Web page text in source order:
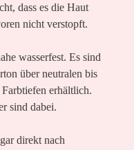
dass es die Haut
nicht verstopft.
wasserfest. Es sind
über neutralen bis
erhältlich.
sind dabei.
direkt nach